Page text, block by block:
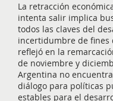
La retracción
intenta salir implica
todos las claves del
incertidumbre de fines
reflejó en la
de noviembre y
Argentina no
diálogo para políticas
estables para el